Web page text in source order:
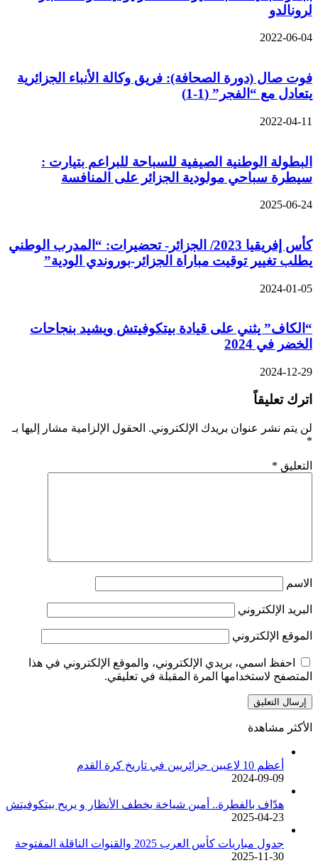
لرونالدو
2022-06-04
فوت صال (دورة الصحافة): فريق وكالة الأنباء الجزائرية
يتعادل مع “الفجر” (1-1)
2022-04-11
البطولة الوطنية الصيفية للسباحة للبراعم بتيارت :
سيطرة سباحي مولودية الجزائر على المنافسة
2025-06-24
كأس إفريقيا 2023/ الجزائر- تحضيرات: “المدرب الوطني
يطلب تغيير توقيت مباراة الجزائر-بوروندي الودية”
2024-01-05
“الكاف” يثني على قيادة بيتكوفيتش ويشيد بنجاحات
الخضر في 2024
2024-12-29
اترك تعليقاً
لن يتم نشر عنوان بريدك الإلكتروني. الحقول الإلزامية مشار إليها بـ
*
التعليق *
الاسم
البريد الإلكتروني
الموقع الإلكتروني
احفظ اسمي، بريدي الإلكتروني، والموقع الإلكتروني في هذا
المتصفح لاستخدامها المرة المقبلة في تعليقي.
الأكثر مشاهدة
أعظم 10 لاعبين جزائريين في تاريخ كرة القدم
2024-09-09
هدّاف بالفطرة.. أمين شياخة يخطف الأنظار و يريح بيتكوفيتش
2025-04-23
جدول مباريات كأس العرب 2025 والقنوات الناقلة المفتوحة
2025-11-30